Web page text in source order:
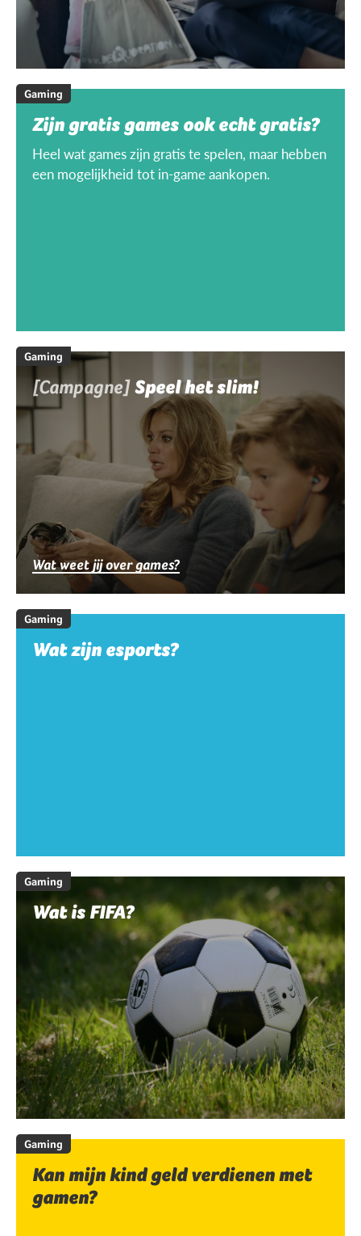
Gaming
Zijn gratis games ook echt gratis?
Heel wat games zijn gratis te spelen, maar hebben
een mogelijkheid tot in-game aankopen.
Gaming
[Campagne]Speel het slim!
Wat weet jij over games?
Gaming
Wat zijn esports?
Gaming
Wat is FIFA?
Gaming
Kan mijn kind geld verdienen met
gamen?